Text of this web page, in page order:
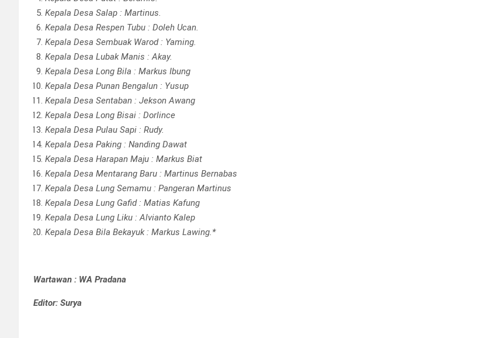
Kepala Desa Salap : Martinus.
Kepala Desa Respen Tubu : Doleh Ucan.
Kepala Desa Sembuak Warod : Yaming.
Kepala Desa Lubak Manis : Akay.
Kepala Desa Long Bila : Markus Ibung
Kepala Desa Punan Bengalun : Yusup
Kepala Desa Sentaban : Jekson Awang
Kepala Desa Long Bisai : Dorlince
Kepala Desa Pulau Sapi : Rudy.
Kepala Desa Paking : Nanding Dawat
Kepala Desa Harapan Maju : Markus Biat
Kepala Desa Mentarang Baru : Martinus Bernabas
Kepala Desa Lung Semamu : Pangeran Martinus
Kepala Desa Lung Gafid : Matias Kafung
Kepala Desa Lung Liku : Alvianto Kalep
Kepala Desa Bila Bekayuk : Markus Lawing.*
Wartawan : WA Pradana
Editor: Surya